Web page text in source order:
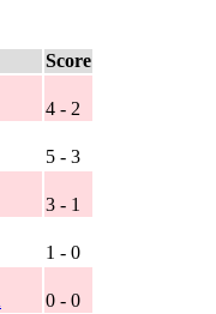
Score
4 - 2
5 - 3
3 - 1
1 - 0
0 - 0